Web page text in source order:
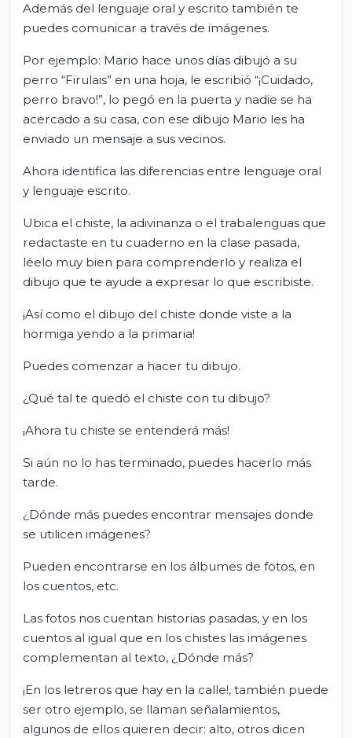
Además del lenguaje oral y escrito también te
puedes comunicar a través de imágenes.
Por ejemplo: Mario hace unos días dibujó a su
perro “Firulais” en una hoja, le escribió “¡Cuidado,
perro bravo!”, lo pegó en la puerta y nadie se ha
acercado a su casa, con ese dibujo Mario les ha
enviado un mensaje a sus vecinos.
Ahora identifica las diferencias entre lenguaje oral
y lenguaje escrito.
Ubica el chiste, la adivinanza o el trabalenguas que
redactaste en tu cuaderno en la clase pasada,
léelo muy bien para comprenderlo y realiza el
dibujo que te ayude a expresar lo que escribiste.
¡Así como el dibujo del chiste donde viste a la
hormiga yendo a la primaria!
Puedes comenzar a hacer tu dibujo.
¿Qué tal te quedó el chiste con tu dibujo?
¡Ahora tu chiste se entenderá más!
Si aún no lo has terminado, puedes hacerlo más
tarde.
¿Dónde más puedes encontrar mensajes donde
se utilicen imágenes?
Pueden encontrarse en los álbumes de fotos, en
los cuentos, etc.
Las fotos nos cuentan historias pasadas, y en los
cuentos al igual que en los chistes las imágenes
complementan al texto, ¿Dónde más?
¡En los letreros que hay en la calle!, también puede
ser otro ejemplo, se llaman señalamientos,
algunos de ellos quieren decir: alto, otros dicen